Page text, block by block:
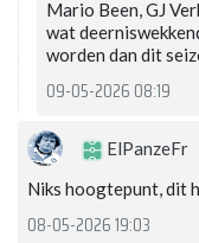
Mario Been, GJ
wat
worden dan dit
09-05-2026 08:19
ElPanzeFr
Niks hoogtepunt, dit
08-05-2026 19:03